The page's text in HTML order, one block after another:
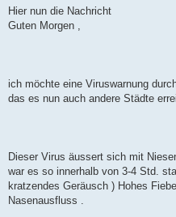
Hier nun die Nachricht
Guten Morgen ,
ich möchte eine Viruswarnung
das es nun auch andere Städte
Dieser Virus äussert sich mit
war es so innerhalb von 3-4 Std.
kratzendes Geräusch ) Hohes
Nasenausfluss .